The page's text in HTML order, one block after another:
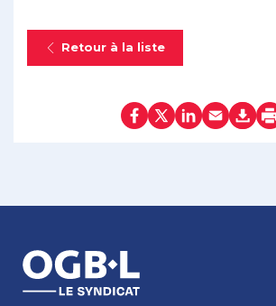
Retour à la liste